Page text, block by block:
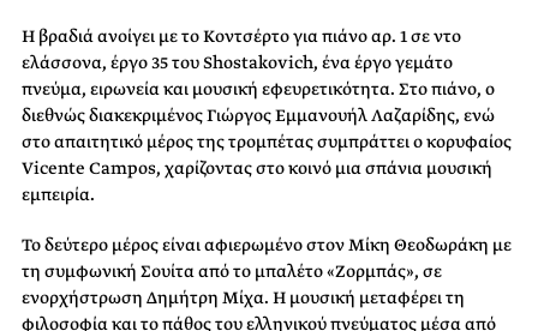
Η βραδιά ανοίγει με το Κοντσέρτο για πιάνο αρ. 1 σε ντο
ελάσσονα, έργο 35 του Shostakovich, ένα έργο γεμάτο
πνεύμα, ειρωνεία και μουσική εφευρετικότητα. Στο πιάνο, ο
διεθνώς διακεκριμένος Γιώργος Εμμανουήλ Λαζαρίδης, ενώ
στο απαιτητικό μέρος της τρομπέτας συμπράττει ο κορυφαίος
Vicente Campos, χαρίζοντας στο κοινό μια σπάνια μουσική
εμπειρία.
Το δεύτερο μέρος είναι αφιερωμένο στον Μίκη Θεοδωράκη με
τη συμφωνική Σουίτα από το μπαλέτο «Ζορμπάς», σε
ενορχήστρωση Δημήτρη Μίχα. Η μουσική μεταφέρει τη
φιλοσοφία και το πάθος του ελληνικού πνεύματος μέσα από